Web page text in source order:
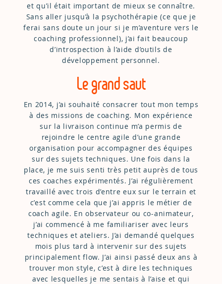
et qu’il était important de mieux se connaître.
Sans aller jusqu’à la psychothérapie (ce que je
ferai sans doute un jour si je m’aventure vers le
coaching professionnel), j’ai fait beaucoup
d’introspection à l’aide d’outils de
développement personnel.
Le grand saut
En 2014, j’ai souhaité consacrer tout mon temps
à des missions de coaching. Mon expérience
sur la livraison continue m’a permis de
rejoindre le centre agile d’une grande
organisation pour accompagner des équipes
sur des sujets techniques. Une fois dans la
place, je me suis senti très petit auprès de tous
ces coaches expérimentés. J’ai régulièrement
travaillé avec trois d’entre eux sur le terrain et
c’est comme cela que j’ai appris le métier de
coach agile. En observateur ou co-animateur,
j’ai commencé à me familiariser avec leurs
techniques et ateliers. J’ai demandé quelques
mois plus tard à intervenir sur des sujets
principalement flow. J’ai ainsi passé deux ans à
trouver mon style, c’est à dire les techniques
avec lesquelles je me sentais à l’aise et qui